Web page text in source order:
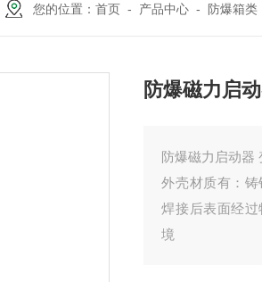
您的位置：首页 - 产品中心 - 防爆箱类
防爆磁力启
防爆磁力启动器
外壳材质有：铸
焊接后表面经
境